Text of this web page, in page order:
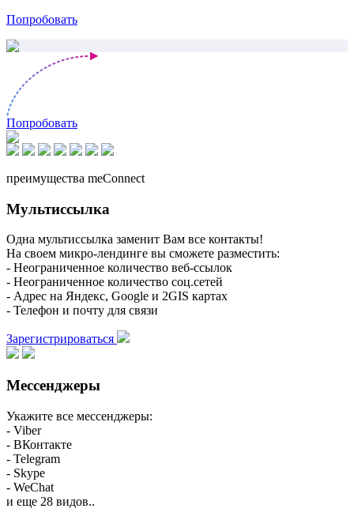
Попробовать
Попробовать
преимущества meConnect
Мультиссылка
Одна мультиссылка заменит Вам все контакты!
На своем микро-лендинге вы сможете разместить:
- Неограниченное количество веб-ссылок
- Неограниченное количество соц.сетей
- Адрес на Яндекс, Google и 2GIS картах
- Телефон и почту для связи
Зарегистрироваться
Мессенджеры
Укажите все мессенджеры:
- Viber
- ВКонтакте
- Telegram
- Skype
- WeChat
и еще 28 видов..